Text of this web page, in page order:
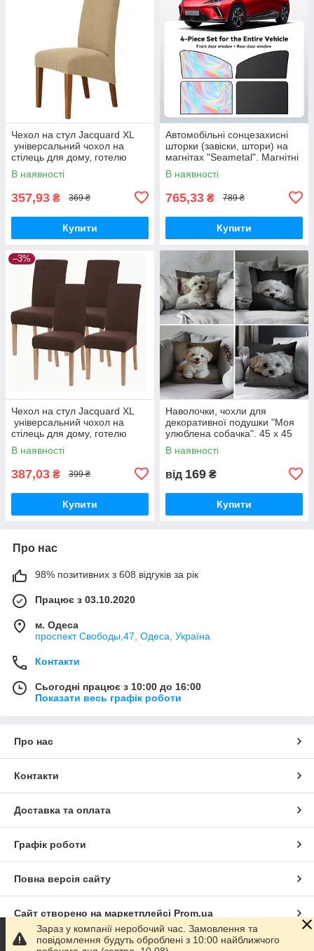
Чехол на стул Jacquard XL
універсальний чохол на
стілець для дому, готелю
жакардовий в європейському
та американському стилі. Ro
В наявності
357,93 ₴ 369 ₴
Купити
Автомобільні сонцезахисні
шторки (завіски, штори) на
магнітах "Seametal". Магнітні
штори. 4 шт. Full Silver Black
Set Platinum.
В наявності
765,33 ₴ 789 ₴
Купити
–3%
Чехол на стул Jacquard XL
універсальний чохол на
стілець для дому, готелю
жакардовий в європейському
та американському стилі. Da
В наявності
387,03 ₴ 399 ₴
Купити
Наволочки, чохли для
декоративної подушки "Моя
улюблена собачка". 45 х 45
см. Китайська хохолота,
Мальтійська болонка. 4
В наявності
від 169 ₴
Купити
Про нас
98% позитивних з 608 відгуків за рік
Працює з 03.10.2020
м. Одеса
проспект Свободы,47, Одеса, Україна
Контакти
Сьогодні працює з 10:00 до 16:00
Показати весь графік роботи
Про нас
Контакти
Доставка та оплата
Графік роботи
Повна версія сайту
Сайт створено на маркетплейсі Prom.ua
Політика конфіденційності
Зараз у компанії неробочий час. Замовлення та
повідомлення будуть оброблені з 10:00 найближчого